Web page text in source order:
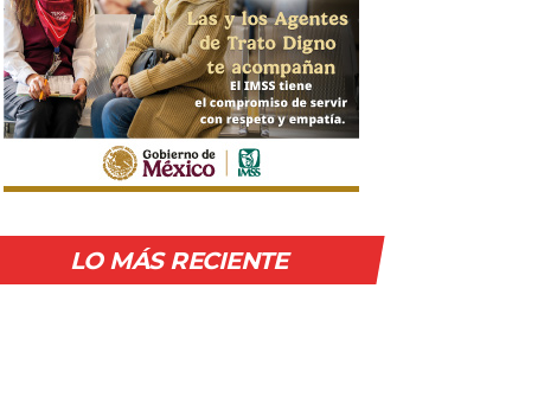
LO MÁS RECIENTE